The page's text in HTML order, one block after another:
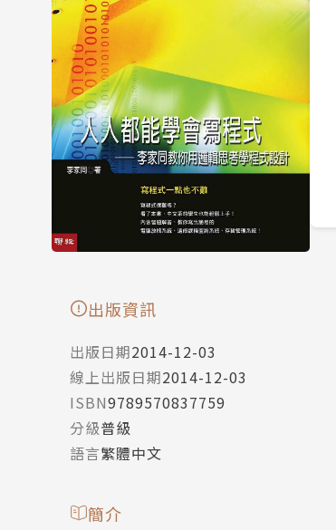
出版資訊
出版日期2014-12-03
線上出版日期2014-12-03
ISBN9789570837759
分級普級
語言繁體中文
簡介